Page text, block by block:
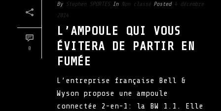
0
By Stephen SPORTES In Non classé Posted 4 décembre
2014
L’AMPOULE QUI VOUS
ÉVITERA DE PARTIR EN
FUMÉE
L’entreprise française Bell &
Wyson propose une ampoule
connectée 2-en-1: la BW 1.1. Elle